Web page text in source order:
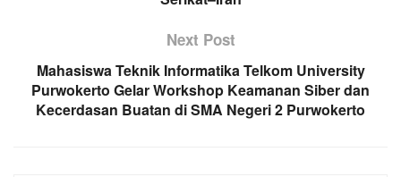
Next Post
Mahasiswa Teknik Informatika Telkom University
Purwokerto Gelar Workshop Keamanan Siber dan
Kecerdasan Buatan di SMA Negeri 2 Purwokerto